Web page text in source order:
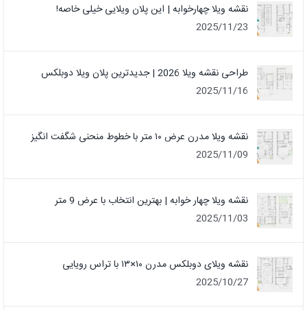
نقشه ویلا چهارخوابه | این پلان ویلایی خیلی خاصه!
2025/11/23
طراحی نقشه ویلا 2026 | جدیدترین پلان ویلا دوبلکس
2025/11/16
نقشه ویلا مدرن عرض ۱۰ متر با خطوط منحنی شگفت انگیز
2025/11/09
نقشه ویلا چهار خوابه | بهترین انتخاب با عرض 9 متر
2025/11/03
نقشه ویلای دوبلکس مدرن ۱۰×۱۳ با تراس رویایی
2025/10/27